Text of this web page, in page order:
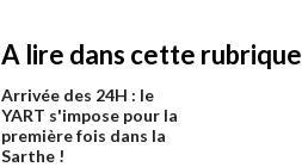
A lire dans cette rubrique
Arrivée des 24H : le
YART s'impose pour la
première fois dans la
Sarthe !